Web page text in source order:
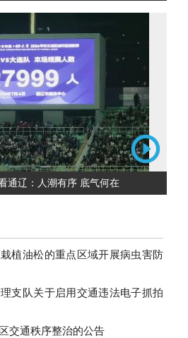
通辽：人潮有序 底气何在
植油松的重点区域开展病虫害防
支队关于启用交通违法电子抓拍
交通秩序整治的公告